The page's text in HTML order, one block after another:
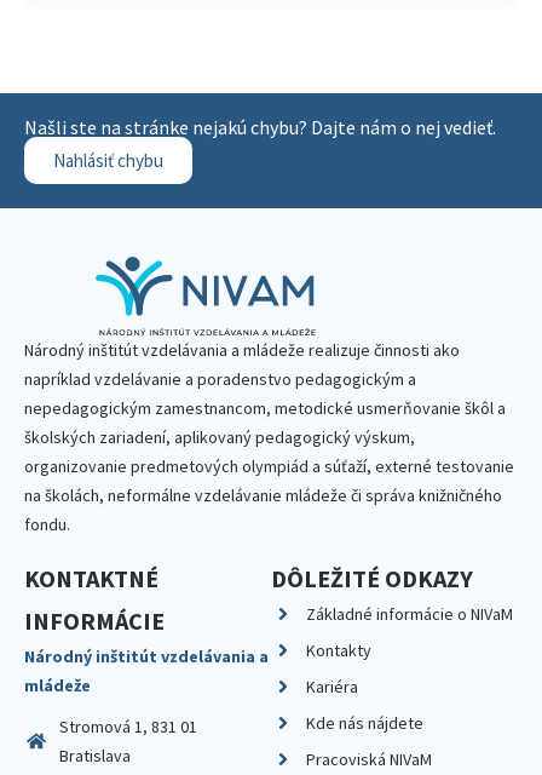
Našli ste na stránke nejakú chybu? Dajte nám o nej vedieť.
Nahlásiť chybu
Národný inštitút vzdelávania a mládeže realizuje činnosti ako
napríklad vzdelávanie a poradenstvo pedagogickým a
nepedagogickým zamestnancom, metodické usmerňovanie škôl a
školských zariadení, aplikovaný pedagogický výskum,
organizovanie predmetových olympiád a súťaží, externé testovanie
na školách, neformálne vzdelávanie mládeže či správa knižničného
fondu.
KONTAKTNÉ
INFORMÁCIE
Národný inštitút vzdelávania a
mládeže
Stromová 1, 831 01
Bratislava
DÔLEŽITÉ ODKAZY
Základné informácie o NIVaM
Kontakty
Kariéra
Kde nás nájdete
Pracoviská NIVaM